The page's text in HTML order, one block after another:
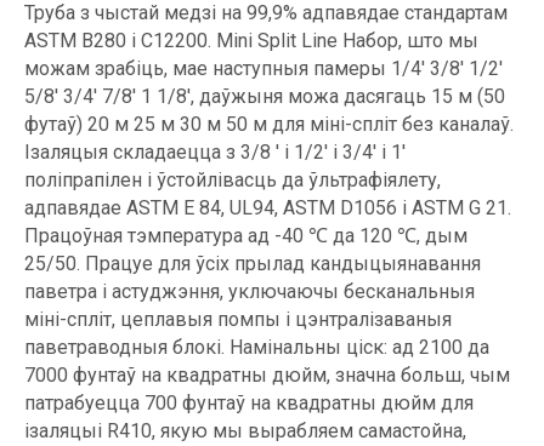
Труба з чыстай медзі на 99,9% адпавядае стандартам
ASTM B280 і C12200. Mini Split Line Набор, што мы
можам зрабіць, мае наступныя памеры 1/4' 3/8' 1/2'
5/8' 3/4' 7/8' 1 1/8', даўжыня можа дасягаць 15 м (50
футаў) 20 м 25 м 30 м 50 м для міні-спліт без каналаў.
Ізаляцыя складаецца з 3/8 ' і 1/2' і 3/4' і 1'
поліпрапілен і ўстойлівасць да ўльтрафіялету,
адпавядае ASTM E 84, UL94, ASTM D1056 і ASTM G 21.
Працоўная тэмпература ад -40 ℃ да 120 ℃, дым
25/50. Працуе для ўсіх прылад кандыцыянавання
паветра і астуджэння, уключаючы бесканальныя
міні-спліт, цеплавыя помпы і цэнтралізаваныя
паветраводныя блокі. Намінальны ціск: ад 2100 да
7000 фунтаў на квадратны дюйм, значна больш, чым
патрабуецца 700 фунтаў на квадратны дюйм для
ізаляцыі R410, якую мы вырабляем самастойна,